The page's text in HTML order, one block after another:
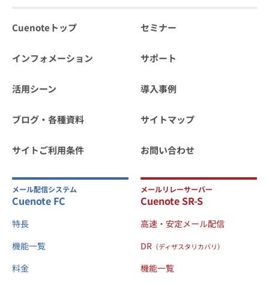
Cuenoteトップ セミナー
インフォメーション サポート
活用シーン 導入事例
ブログ・各種資料 サイトマップ
サイトご利用条件 お問い合わせ
メール配信システム
Cuenote FC
特長
機能一覧
料金
メールリレーサーバー
Cuenote SR-S
高速・安定メール配信
DR （ディザスタリカバリ）
機能一覧